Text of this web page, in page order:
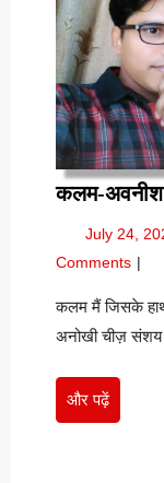
कलम-अवनीश
July 24,
Comments
कलम मैं जिसके
अनोखी चीज़
और पढ़ेंऔर
पढ़ें